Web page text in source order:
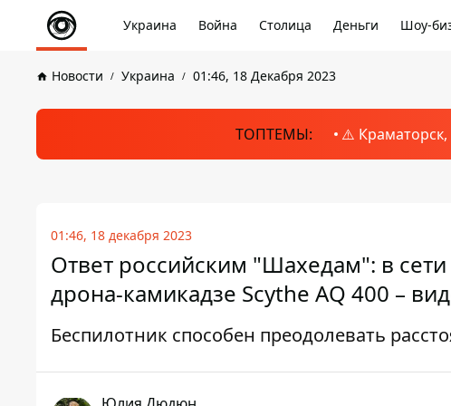
Украина Война Столица Деньги Шоу-
Новости Украина 01:46, 18 Декабря 2023
ТОПТЕМЫ: ⚠️ Краматорск,
01:46, 18 декабря 2023
Ответ российским "Шахедам": в
дрона-камикадзе Scythe AQ 400 –
Беспилотник способен преодолевать